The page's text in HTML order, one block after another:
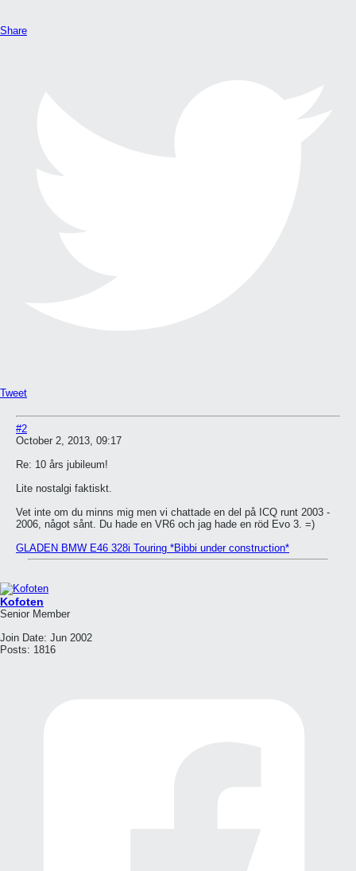
Share
Tweet
#2
October 2, 2013, 09:17
Re: 10 års jubileum!
Lite nostalgi faktiskt.
Vet inte om du minns mig men vi chattade en del på ICQ runt 2003 -
2006, något sånt. Du hade en VR6 och jag hade en röd Evo 3. =)
GLADEN BMW E46 328i Touring *Bibbi under construction*
Kofoten
Senior Member
Join Date: Jun 2002
Posts: 1816